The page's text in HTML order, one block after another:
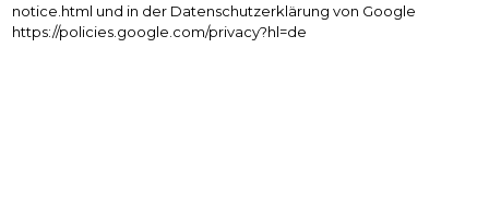
notice.html und in der Datenschutzerklärung von Google
https://policies.google.com/privacy?hl=de